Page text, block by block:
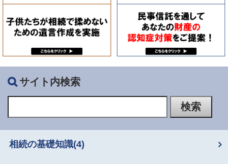
サイト内検索
相続の基礎知識(4)